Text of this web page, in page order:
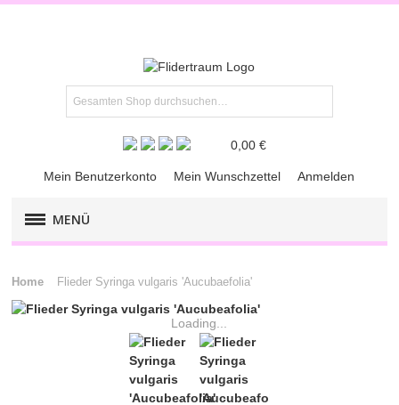
0,00 €
Mein Benutzerkonto Mein Wunschzettel Anmelden
MENÜ
FLIEDER-​PREMIUM
FLIEDER-RARITÄTEN
Home Flieder Syringa vulgaris 'Aucubaefolia'
Loading...